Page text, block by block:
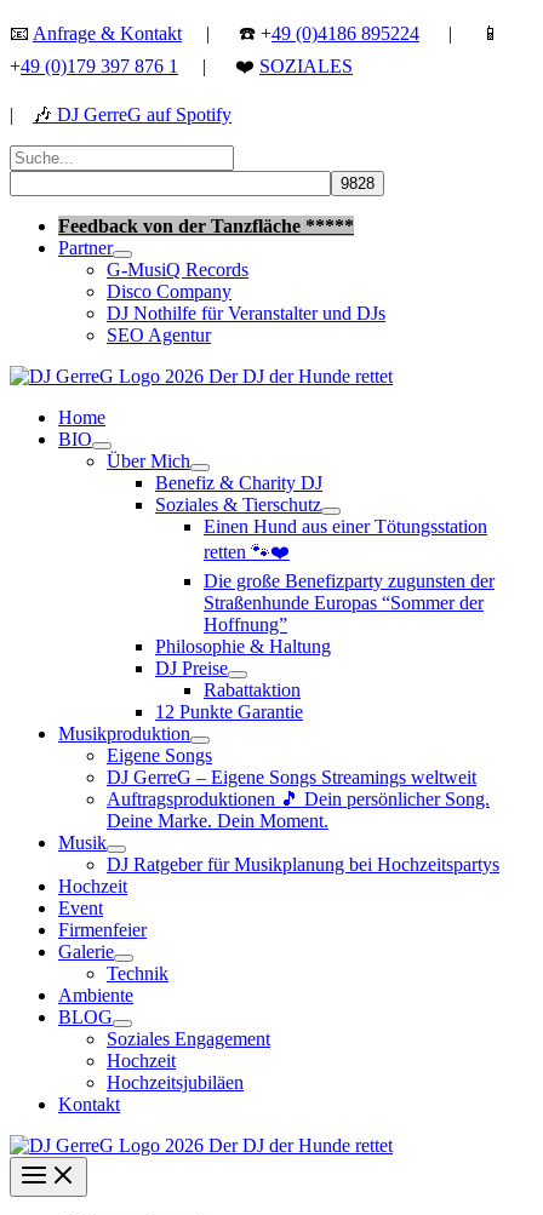
Zum
springen
📧 Anfrage & Kontakt | ☎️ +49 (0)4186 895224 | 📱
+49 (0)179 397 876 1 | ❤️ SOZIALES
| 🎶 DJ GerreG auf Spotify
Suchen
nach:
Feedback von der Tanzfläche *****
Partner
G-MusiQ Records
Disco Company
DJ Nothilfe für Veranstalter und DJs
SEO Agentur
Home
BIO
Über Mich
Benefiz & Charity DJ
Soziales & Tierschutz
Einen Hund aus einer Tötungsstation
retten 🐾❤️
Die große Benefizparty zugunsten der
Straßenhunde Europas “Sommer der
Hoffnung”
Philosophie & Haltung
DJ Preise
Rabattaktion
12 Punkte Garantie
Musikproduktion
Eigene Songs
DJ GerreG – Eigene Songs Streamings weltweit
Auftragsproduktionen 🎵 Dein persönlicher Song.
Deine Marke. Dein Moment.
Musik
DJ Ratgeber für Musikplanung bei Hochzeitspartys
Hochzeit
Event
Firmenfeier
Galerie
Technik
Ambiente
BLOG
Soziales Engagement
Hochzeit
Hochzeitsjubiläen
Kontakt